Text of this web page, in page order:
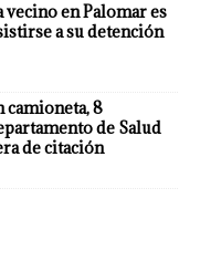
vecino en Palomar es
a su detención
camioneta, 8
de Salud
de citación